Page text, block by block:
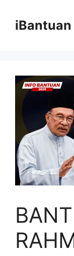
contentiBantuan